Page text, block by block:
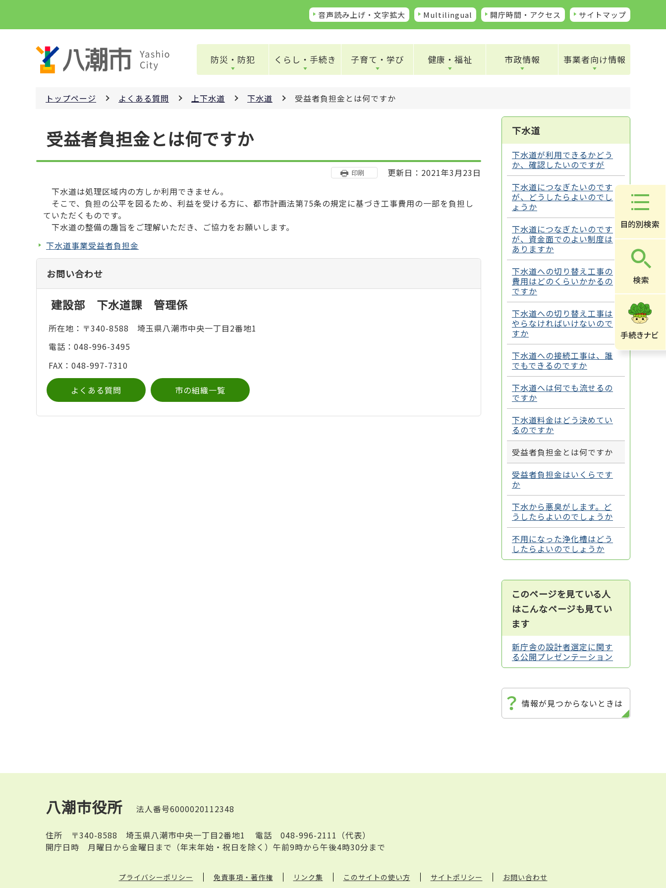
ペ
音声読み上げ・文字拡大 Multilingual 開庁時間・アクセス サイトマップ
防災・防犯 くらし・手続き 子育て・学び 健康・福祉 市政情報 事業者向け情報
トップページ よくある質問 上下水道 下水道 受益者負担金とは何ですか
受益者負担金とは何ですか
印刷
更新日：2021年3月23日
下水道は処理区域内の方しか利用できません。
そこで、負担の公平を図るため、利益を受ける方に、都市計画法第75条の規定に基づき工事費用の一部を負担し
ていただくものです。
下水道の整備の趣旨をご理解いただき、ご協力をお願いします。
下水道事業受益者負担金
お問い合わせ
建設部 下水道課 管理係
所在地：〒340-8588 埼玉県八潮市中央一丁目2番地1
電話：048-996-3495
FAX：048-997-7310
よくある質問 市の組織一覧
下水道
下水道が利用できるかどう
か、確認したいのですが
下水道につなぎたいのです
が、どうしたらよいのでし
ょうか
下水道につなぎたいのです
が、資金面でのよい制度は
ありますか
下水道への切り替え工事の
費用はどのくらいかかるの
ですか
下水道への切り替え工事は
やらなければいけないので
すか
下水道への接続工事は、誰
でもできるのですか
下水道へは何でも流せるの
ですか
下水道料金はどう決めてい
るのですか
受益者負担金とは何ですか
受益者負担金はいくらです
か
下水から悪臭がします。ど
うしたらよいのでしょうか
不用になった浄化槽はどう
したらよいのでしょうか
このページを見ている人
はこんなページも見てい
ます
新庁舎の設計者選定に関す
る公開プレゼンテーション
情報が見つからないときは
八潮市役所 法人番号6000020112348
住所 〒340-8588 埼玉県八潮市中央一丁目2番地1 電話 048-996-2111（代表）
開庁日時 月曜日から金曜日まで（年末年始・祝日を除く）午前9時から午後4時30分まで
プライバシーポリシー 免責事項・著作権 リンク集 このサイトの使い方 サイトポリシー お問い合わせ